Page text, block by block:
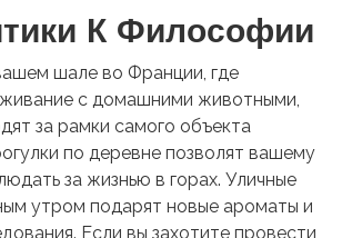
К Философии
шале во Франции, где
с домашними животными,
за рамки самого объекта
по деревне позволят вашему
за жизнью в горах. Уличные
утром подарят новые ароматы и
Если вы захотите провести